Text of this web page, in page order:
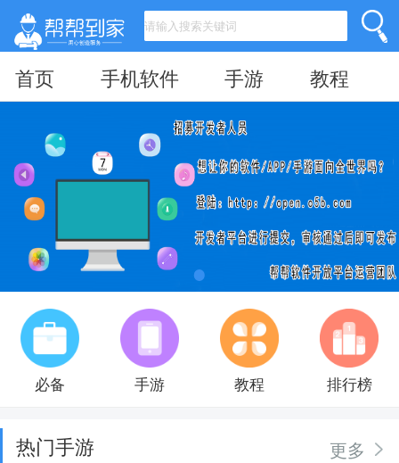
首页 手机软件 手游 教程
必备 手游 教程 排行榜
热门手游 更多